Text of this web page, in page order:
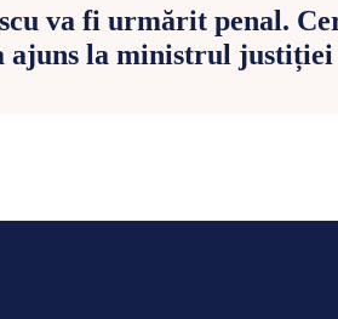
va fi urmărit penal.
ajuns la ministrul justiției